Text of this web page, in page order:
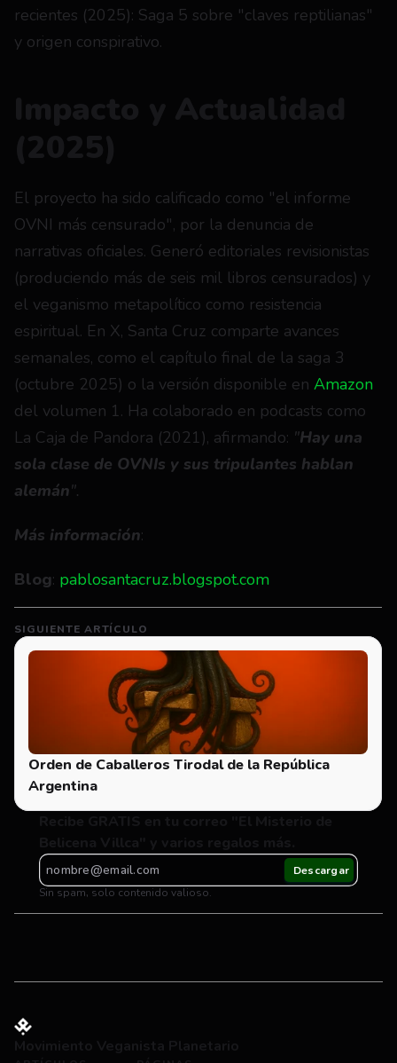
recientes (2025): Saga 5 sobre "claves reptilianas"
y origen conspirativo.
El proyecto ha sido calificado como "el informe
OVNI más censurado", por la denuncia de
narrativas oficiales. Generó editoriales revisionistas
(produciendo más de seis mil libros censurados) y
el veganismo metapolítico como resistencia
espiritual. En X, Santa Cruz comparte avances
semanales, como el capítulo final de la saga 3
(octubre 2025) o la versión disponible en Amazon
del volumen 1. Ha colaborado en podcasts como
La Caja de Pandora (2021), afirmando: "Hay una
sola clase de OVNIs y sus tripulantes hablan
alemán".
Más información:
Blog: pablosantacruz.blogspot.com
SIGUIENTE ARTÍCULO
Orden de Caballeros Tirodal de la República
Argentina
Sin spam, solo contenido valioso.